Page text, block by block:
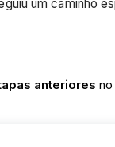
um caminho
anteriores